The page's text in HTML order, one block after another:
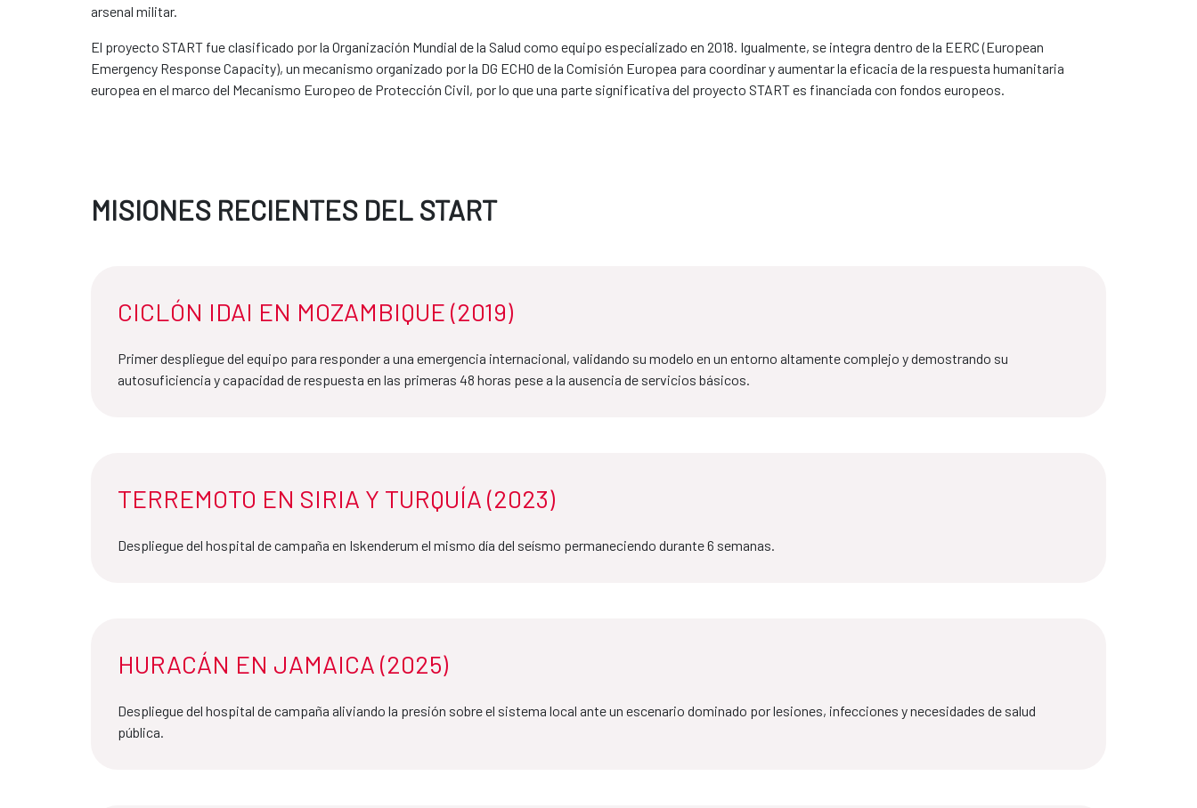
arsenal militar.
El proyecto START fue clasificado por la Organización Mundial de la Salud como equipo especializado en 2018. Igualmente, se integra dentro de la EERC (European
Emergency Response Capacity), un mecanismo organizado por la DG ECHO de la Comisión Europea para coordinar y aumentar la eficacia de la respuesta humanitaria
europea en el marco del Mecanismo Europeo de Protección Civil, por lo que una parte significativa del proyecto START es financiada con fondos europeos.
MISIONES RECIENTES DEL START
CICLÓN IDAI EN MOZAMBIQUE (2019)
Primer despliegue del equipo para responder a una emergencia internacional, validando su modelo en un entorno altamente complejo y demostrando su
autosuficiencia y capacidad de respuesta en las primeras 48 horas pese a la ausencia de servicios básicos.
TERREMOTO EN SIRIA Y TURQUÍA (2023)
Despliegue del hospital de campaña en Iskenderum el mismo día del seísmo permaneciendo durante 6 semanas.
HURACÁN EN JAMAICA (2025)
Despliegue del hospital de campaña aliviando la presión sobre el sistema local ante un escenario dominado por lesiones, infecciones y necesidades de salud
pública.